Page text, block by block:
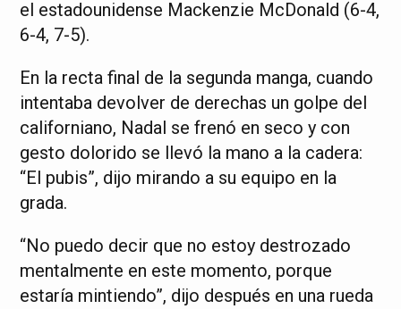
el estadounidense Mackenzie McDonald (6-4,
6-4, 7-5).
En la recta final de la segunda manga, cuando
intentaba devolver de derechas un golpe del
californiano, Nadal se frenó en seco y con
gesto dolorido se llevó la mano a la cadera:
“El pubis”, dijo mirando a su equipo en la
grada.
“No puedo decir que no estoy destrozado
mentalmente en este momento, porque
estaría mintiendo”, dijo después en una rueda